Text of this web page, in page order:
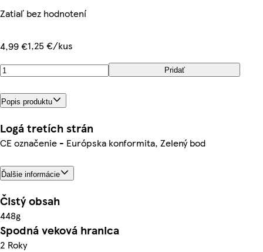
Zatiaľ bez hodnotení
4,99 €1,25 €/kus
Pridať
Popis produktu
Logá tretích strán
CE označenie - Európska konformita, Zelený bod
Ďalšie informácie
Čistý obsah
448g
Spodná veková hranica
2 Roky